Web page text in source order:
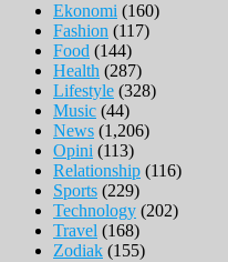
Ekonomi (160)
Fashion (117)
Food (144)
Health (287)
Lifestyle (328)
Music (44)
News (1,206)
Opini (113)
Relationship (116)
Sports (229)
Technology (202)
Travel (168)
Zodiak (155)